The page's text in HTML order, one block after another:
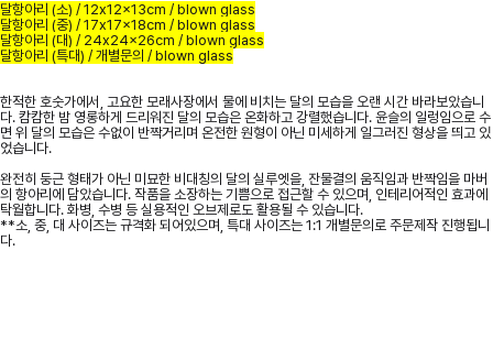
달항아리 (소) / 12x12x13cm / blown glass
달항아리 (중) / 17x17x18cm / blown glass
달항아리 (대) / 24x24x26cm / blown glass
달항아리 (특대) / 개별문의 / blown glass
한적한 호숫가에서, 고요한 모래사장에서 물에 비치는 달의 모습을 오랜 시간 바라보았습니
다. 캄캄한 밤 영롱하게 드리워진 달의 모습은 온화하고 강렬했습니다. 윤슬의 일렁임으로 수
면 위 달의 모습은 수없이 반짝거리며 온전한 원형이 아닌 미세하게 일그러진 형상을 띄고 있
었습니다.
완전히 둥근 형태가 아닌 미묘한 비대칭의 달의 실루엣을, 잔물결의 움직임과 반짝임을 마버
의 항아리에 담았습니다. 작품을 소장하는 기쁨으로 접근할 수 있으며, 인테리어적인 효과에
탁월합니다. 화병, 수병 등 실용적인 오브제로도 활용될 수 있습니다.
**소, 중, 대 사이즈는 규격화 되어있으며, 특대 사이즈는 1:1 개별문의로 주문제작 진행됩니
다.